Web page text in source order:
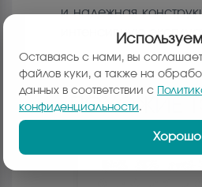
и надежная
интенсивную
ПОХОЖИЕ
Оставаясь с нами, вы
файлов куки, а также на
данных в соответствии с
конфиденциальности.
Хорошо